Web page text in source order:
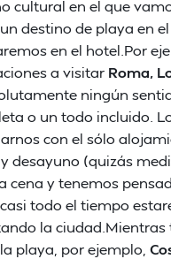
cultural en el que
destino de playa en
en el hotel.Por
a visitar Roma,
ningún
o un todo incluido.
con el sólo
desayuno (quizás
cena y tenemos
todo el tiempo
la ciudad.Mientras
playa, por ejemplo,